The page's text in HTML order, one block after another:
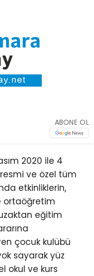
ABONE OL
2020 ile 4
ve özel tüm
etkinliklerin,
ortaöğretim
eğitim
çocuk kulübü
sayarak yüz
okul ve kurs